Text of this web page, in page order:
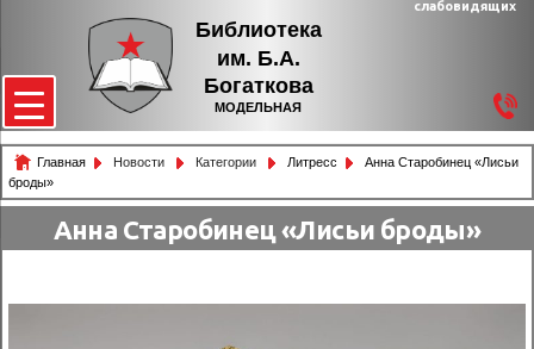
Библиотека
им. Б.А.
Богаткова
МОДЕЛЬНАЯ
слабовидящих
Главная Новости Категории Литресс
Анна Cтаробинец «Лисьи
броды»
Анна Cтаробинец «Лисьи броды»